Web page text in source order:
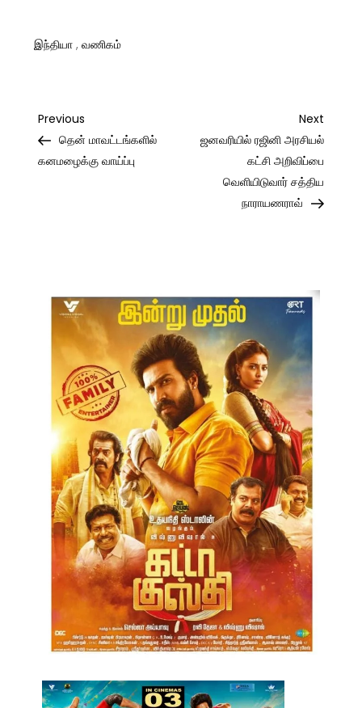
இந்தியா ,வணிகம்
Post
navigation
Previous
Post
Previous
தென் மாவட்டங்களில்
கனமழைக்கு வாய்ப்பு
Next
Post
Next
ஜனவரியில் ரஜினி அரசியல்
கட்சி அறிவிப்பை
வெளியிடுவார் சத்திய
நாராயணராவ்